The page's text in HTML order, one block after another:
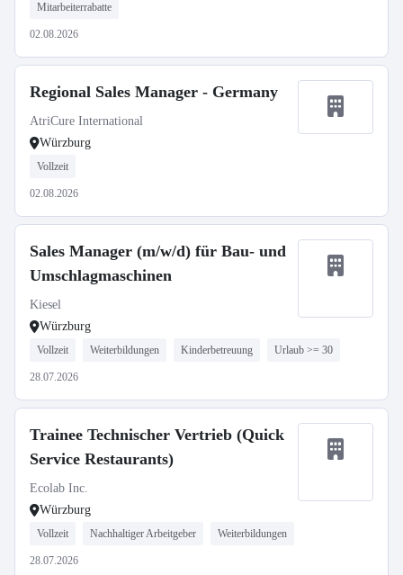
Mitarbeiterrabatte
02.08.2026
Regional Sales Manager - Germany
AtriCure International
Würzburg
Vollzeit
02.08.2026
Sales Manager (m/w/d) für Bau- und
Umschlagmaschinen
Kiesel
Würzburg
Vollzeit Weiterbildungen Kinderbetreuung Urlaub >= 30
28.07.2026
Trainee Technischer Vertrieb (Quick
Service Restaurants)
Ecolab Inc.
Würzburg
Vollzeit Nachhaltiger Arbeitgeber Weiterbildungen
28.07.2026